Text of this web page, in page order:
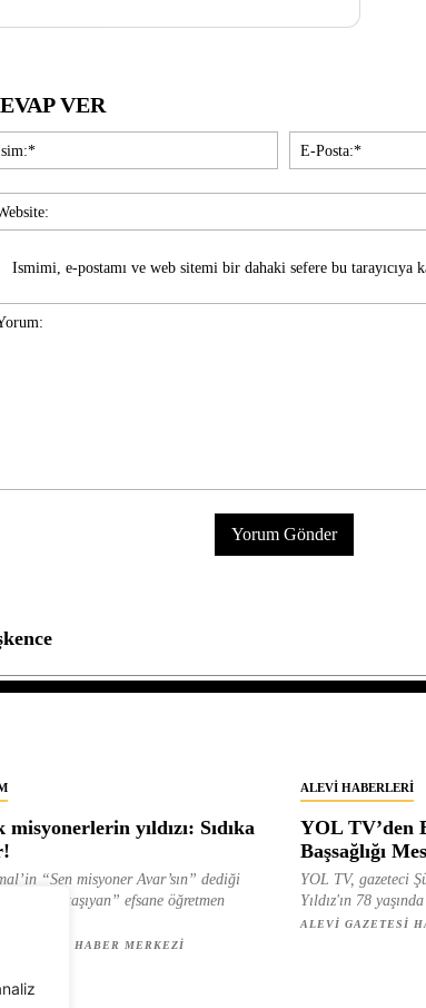
VER
İsim:*
Ismimi, e-postamı ve web sitemi bir dahaki sefere bu tarayıcıya
yıldızı: Sıdıka
“Sen misyoner Avar’sın” dediği
ışık taşıyan” efsane öğretmen
GAZETESI HABER MERKEZI
ALEVI HABERLERI
YOL TV’den
Başsağlığı
YOL TV, gazeteci
Yıldız'ın 78
ALEVI GAZETESI